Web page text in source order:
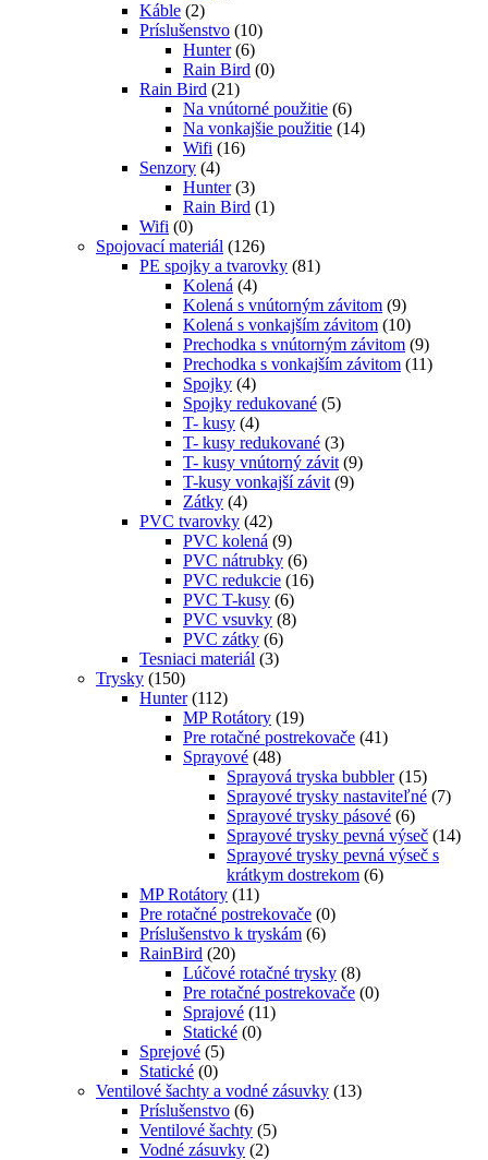
Káble (2)
Príslušenstvo (10)
Hunter (6)
Rain Bird (0)
Rain Bird (21)
Na vnútorné použitie (6)
Na vonkajšie použitie (14)
Wifi (16)
Senzory (4)
Hunter (3)
Rain Bird (1)
Wifi (0)
Spojovací materiál (126)
PE spojky a tvarovky (81)
Kolená (4)
Kolená s vnútorným závitom (9)
Kolená s vonkajším závitom (10)
Prechodka s vnútorným závitom (9)
Prechodka s vonkajším závitom (11)
Spojky (4)
Spojky redukované (5)
T- kusy (4)
T- kusy redukované (3)
T- kusy vnútorný závit (9)
T-kusy vonkajší závit (9)
Zátky (4)
PVC tvarovky (42)
PVC kolená (9)
PVC nátrubky (6)
PVC redukcie (16)
PVC T-kusy (6)
PVC vsuvky (8)
PVC zátky (6)
Tesniaci materiál (3)
Trysky (150)
Hunter (112)
MP Rotátory (19)
Pre rotačné postrekovače (41)
Sprayové (48)
Sprayová tryska bubbler (15)
Sprayové trysky nastaviteľné (7)
Sprayové trysky pásové (6)
Sprayové trysky pevná výseč (14)
Sprayové trysky pevná výseč s
krátkym dostrekom (6)
MP Rotátory (11)
Pre rotačné postrekovače (0)
Príslušenstvo k tryskám (6)
RainBird (20)
Lúčové rotačné trysky (8)
Pre rotačné postrekovače (0)
Sprajové (11)
Statické (0)
Sprejové (5)
Statické (0)
Ventilové šachty a vodné zásuvky (13)
Príslušenstvo (6)
Ventilové šachty (5)
Vodné zásuvky (2)